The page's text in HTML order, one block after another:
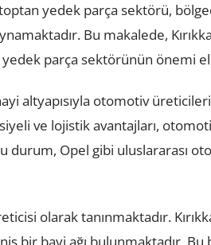
yedek parça sektörü,
Bu makalede,
parça sektörünün önemi
altyapısıyla otomotiv
ve lojistik avantajları,
durum, Opel gibi uluslararası
olarak tanınmaktadır.
bir bayi ağı bulunmaktadır.